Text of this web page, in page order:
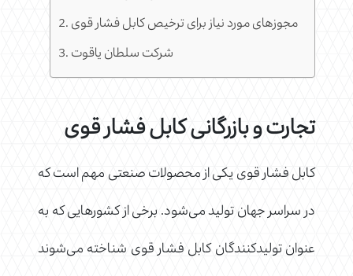
مجوزهای مورد نیاز برای ترخیص کابل فشار قوی
شرکت سلطان یاقوت
تجارت و بازرگانی کابل فشار قوی
کابل فشار قوی یکی از محصولات صنعتی مهم است که
در سراسر جهان تولید می‌شود. برخی از کشورهایی که به
عنوان تولیدکنندگان کابل فشار قوی شناخته می‌شوند